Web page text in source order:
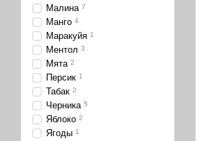
Малина 7
Манго 4
Маракуйя 1
Ментол 3
Мята 2
Персик 1
Табак 2
Черника 5
Яблоко 2
Ягоды 1